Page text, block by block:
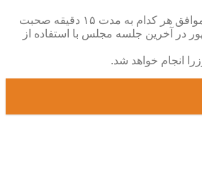
در زمان بررسی صلاحیت وزرای پیشنهادی، ابتدا گزارش کمیسیون یا کمیسیون‌های مرتبط درباره وزیر پیشنهادی قرائت می‌شود، سپس ۲ نماینده مخالف و ۲ نماینده موافق هر کدام به مدت ۱۵ دقیقه صحبت
جمهور در آخرین جلسه مجلس با استفاده از